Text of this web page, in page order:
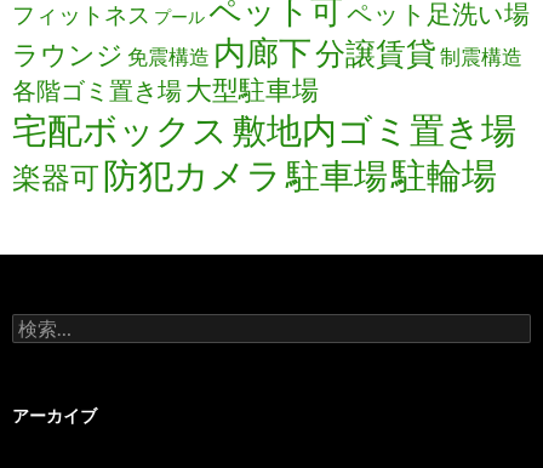
フィットネス プールペット可ペット足洗い場
ラウンジ 免震構造 内廊下分譲賃貸制震構造
各階ゴミ置き場大型駐車場
宅配ボックス 敷地内ゴミ置き場
楽器可防犯カメラ 駐車場駐輪場
検
索:
アーカイブ